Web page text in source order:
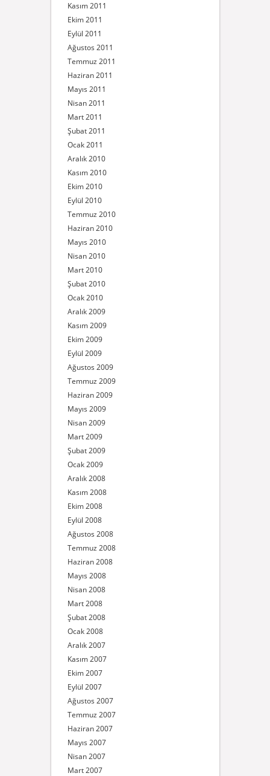
Kasım 2011
Ekim 2011
Eylül 2011
Ağustos 2011
Temmuz 2011
Haziran 2011
Mayıs 2011
Nisan 2011
Mart 2011
Şubat 2011
Ocak 2011
Aralık 2010
Kasım 2010
Ekim 2010
Eylül 2010
Temmuz 2010
Haziran 2010
Mayıs 2010
Nisan 2010
Mart 2010
Şubat 2010
Ocak 2010
Aralık 2009
Kasım 2009
Ekim 2009
Eylül 2009
Ağustos 2009
Temmuz 2009
Haziran 2009
Mayıs 2009
Nisan 2009
Mart 2009
Şubat 2009
Ocak 2009
Aralık 2008
Kasım 2008
Ekim 2008
Eylül 2008
Ağustos 2008
Temmuz 2008
Haziran 2008
Mayıs 2008
Nisan 2008
Mart 2008
Şubat 2008
Ocak 2008
Aralık 2007
Kasım 2007
Ekim 2007
Eylül 2007
Ağustos 2007
Temmuz 2007
Haziran 2007
Mayıs 2007
Nisan 2007
Mart 2007